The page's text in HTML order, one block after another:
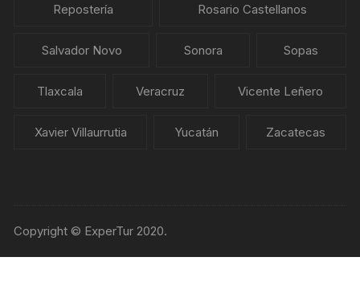
Repostería Rosario Castellanos
Salvador Novo Sonora Sopas
Tlaxcala Veracruz Vicente Leñero
Xavier Villaurrutia Yucatán Zacatecas
Copyright © ExperTur 2020.